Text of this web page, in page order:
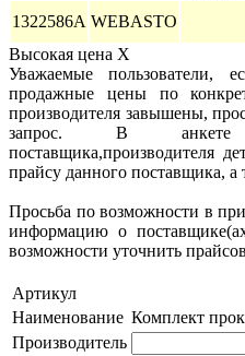
1322586A WEBASTO
Высокая цена X
Уважаемые пользователи,
продажные цены по
производителя завышены,
запрос. В анкете
поставщика,производителя
прайсу данного поставщика, а
Просьба по возможности в
информацию о
возможности уточнить
Артикул
Наименование Комплект
Производитель